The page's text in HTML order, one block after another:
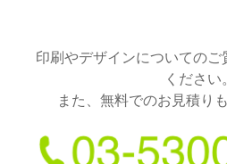
印刷やデザインについてのご
ください
また、無料でのお見積り